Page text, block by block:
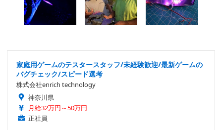
家庭用ゲームのテスタースタッフ/未経験歓迎/最新ゲームの
バグチェック/スピード選考
株式会社enrich technology
神奈川県
月給32万円～50万円
正社員